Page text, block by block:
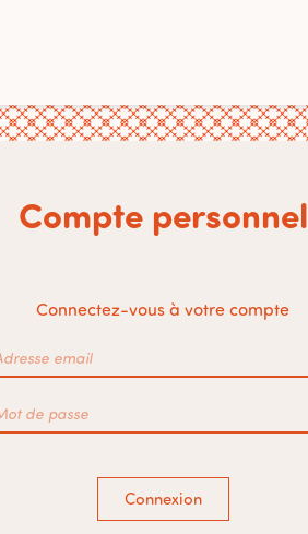
Compte personnel
Connectez-vous à votre compte
Connexion